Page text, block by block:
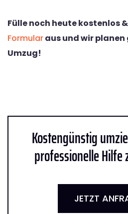
Fülle noch heute kostenlos
Formularaus und wir
Umzug!
Kostengünstig
professionelle Hilfe
JETZT